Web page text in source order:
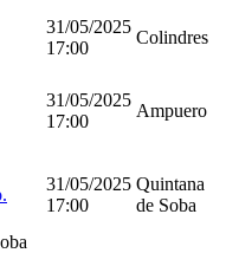
31/05/2025
17:00
Colindres
31/05/2025
17:00
Ampuero
31/05/2025
17:00
Quintana
de Soba